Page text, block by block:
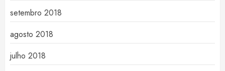
setembro 2018
agosto 2018
julho 2018